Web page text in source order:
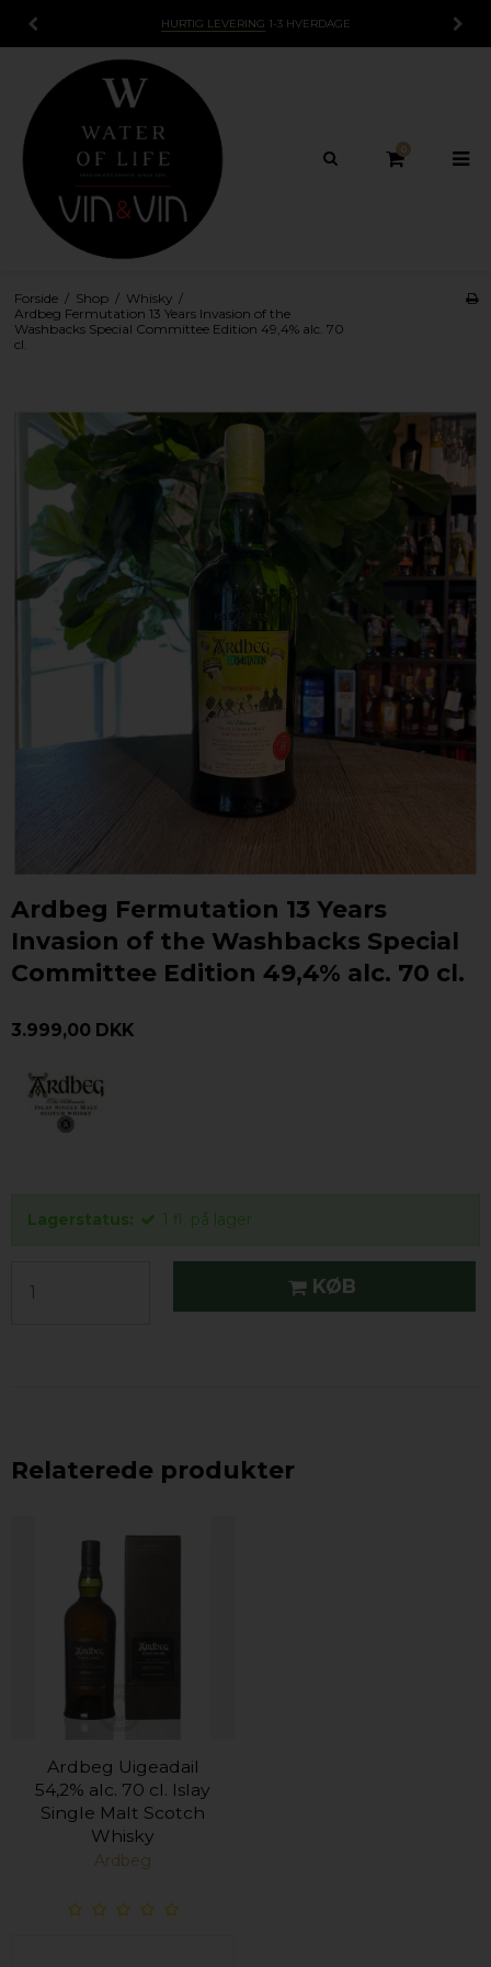
HURTIG LEVERING 1-3 HVERDAGE
0
Forside / Shop / Whisky /
Ardbeg Fermutation 13 Years Invasion of the
Washbacks Special Committee Edition 49,4% alc. 70
cl.
Ardbeg Fermutation 13 Years
Invasion of the Washbacks Special
Committee Edition 49,4% alc. 70 cl.
3.999,00 DKK
Lagerstatus: 1 fl. på lager
KØB
Relaterede produkter
Ardbeg Uigeadail
54,2% alc. 70 cl. Islay
Single Malt Scotch
Whisky
Ardbeg